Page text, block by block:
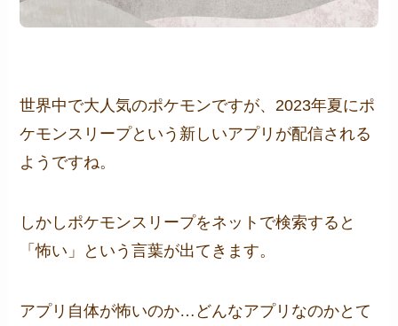
世界中で大人気のポケモンですが、2023年夏にポ
ケモンスリープという新しいアプリが配信される
ようですね。
しかしポケモンスリープをネットで検索すると
「怖い」という言葉が出てきます。
アプリ自体が怖いのか…どんなアプリなのかとて